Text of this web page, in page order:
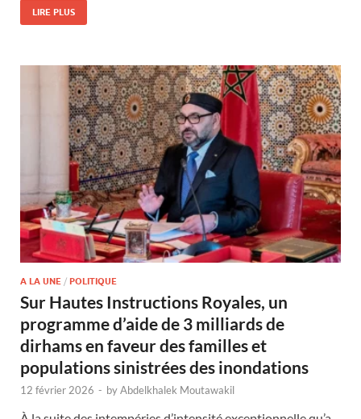
LIRE PLUS
A LA UNE / POLITIQUE
Sur Hautes Instructions Royales, un
programme d’aide de 3 milliards de
dirhams en faveur des familles et
populations sinistrées des inondations
12 février 2026 - byAbdelkhalek Moutawakil